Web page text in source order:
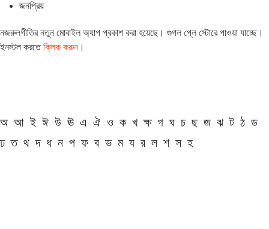
জনপ্রিয়
নজরুলগীতির নতুন মোবাইল অ্যাপ প্রকাশ করা হয়েছে। গুগল প্লে স্টোরে পাওয়া যাচ্ছে।
ইনস্টল করতেক্লিক করুন।
অ আ ই ঈ উ ঊ এ ঐ ও ক খ ক্ষ গ ঘ চ ছ জ ঝ ট ঠ ড
ঢ ত থ দ ধ ন প ফ ব ভ ম য র ল শ স হ